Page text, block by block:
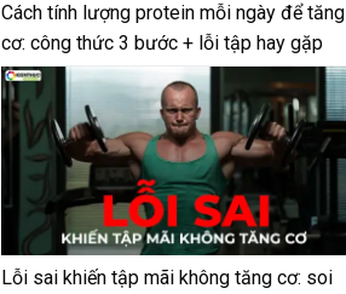
Cách tính lượng protein mỗi ngày để tăng
cơ: công thức 3 bước + lỗi tập hay gặp
Lỗi sai khiến tập mãi không tăng cơ: soi